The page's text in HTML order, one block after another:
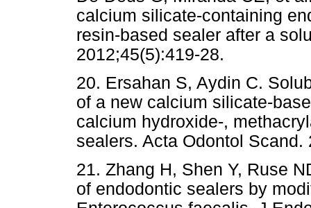
calcium silicate-containing
resin-based sealer after a
2012;45(5):419-28.
20. Ersahan S, Aydin C.
of a new calcium silicate-
calcium hydroxide-,
sealers. Acta Odontol Scand.
21. Zhang H, Shen Y, Ruse
of endodontic sealers by